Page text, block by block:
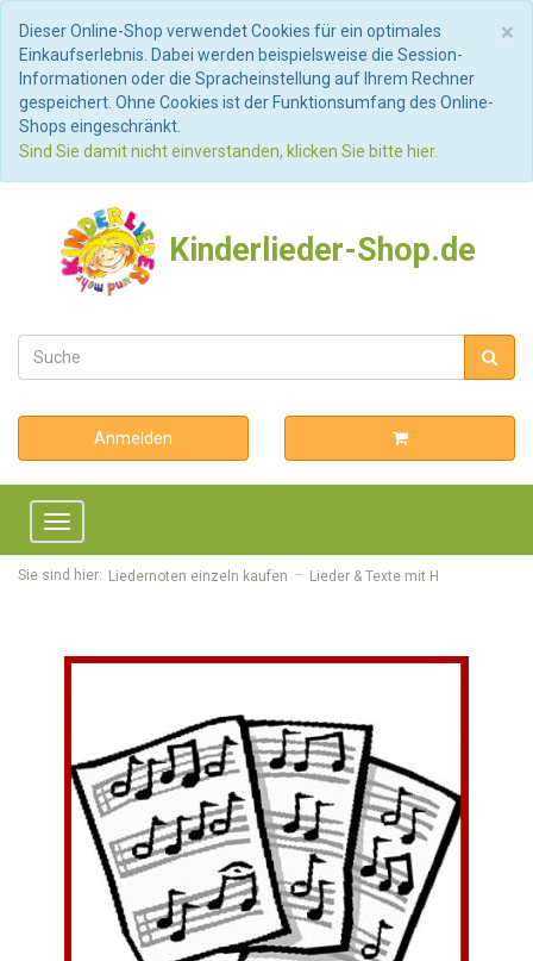
×
Dieser Online-Shop verwendet Cookies für ein optimales
Einkaufserlebnis. Dabei werden beispielsweise die Session-
Informationen oder die Spracheinstellung auf Ihrem Rechner
gespeichert. Ohne Cookies ist der Funktionsumfang des Online-
Shops eingeschränkt.
Sind Sie damit nicht einverstanden, klicken Sie bitte hier.
Kinderlieder-Shop.de
Anmelden
Toggle
navigation
Sie sind hier: Liedernoten einzeln kaufen Lieder & Texte mit H